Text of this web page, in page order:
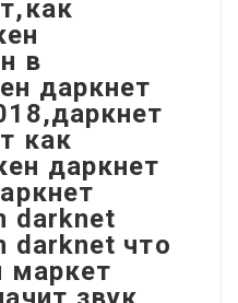
в
даркнет
как
даркнет
darknet
darknet что
маркет